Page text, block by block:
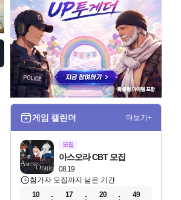
게임 캘린더 더보기+
모집
08.19
아스오라 CBT 모집
참가자 모집까지 남은 기간
10
17 20 48